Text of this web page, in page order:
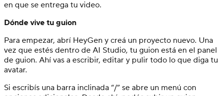
en que se entrega tu video.
Dónde vive tu guion
Para empezar, abrí HeyGen y creá un proyecto nuevo. Una
vez que estés dentro de AI Studio, tu guion está en el panel
de guion. Ahí vas a escribir, editar y pulir todo lo que diga tu
avatar.
Si escribís una barra inclinada “/” se abre un menú con